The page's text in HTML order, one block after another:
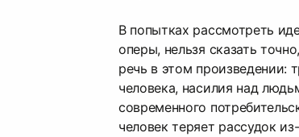
В попытках рассмотреть
оперы, нельзя сказать
речь в этом произведении:
человека, насилия над
современного
человек теряет рассудок